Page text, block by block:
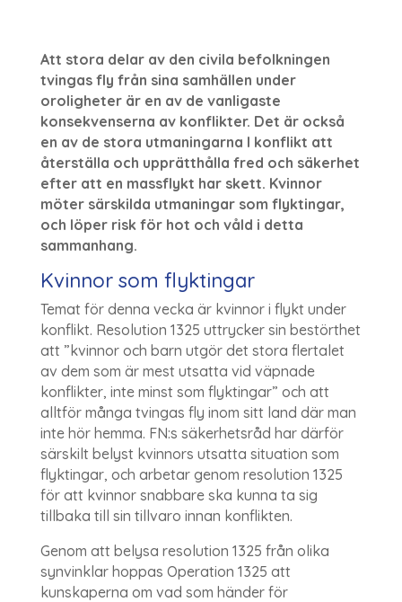
Att stora delar av den civila befolkningen
tvingas fly från sina samhällen under
oroligheter är en av de vanligaste
konsekvenserna av konflikter. Det är också
en av de stora utmaningarna I konflikt att
återställa och upprätthålla fred och säkerhet
efter att en massflykt har skett. Kvinnor
möter särskilda utmaningar som flyktingar,
och löper risk för hot och våld i detta
sammanhang.
Kvinnor som flyktingar
Temat för denna vecka är kvinnor i flykt under
konflikt. Resolution 1325 uttrycker sin bestörthet
att ”kvinnor och barn utgör det stora flertalet
av dem som är mest utsatta vid väpnade
konflikter, inte minst som flyktingar” och att
alltför många tvingas fly inom sitt land där man
inte hör hemma. FN:s säkerhetsråd har därför
särskilt belyst kvinnors utsatta situation som
flyktingar, och arbetar genom resolution 1325
för att kvinnor snabbare ska kunna ta sig
tillbaka till sin tillvaro innan konflikten.
Genom att belysa resolution 1325 från olika
synvinklar hoppas Operation 1325 att
kunskaperna om vad som händer för